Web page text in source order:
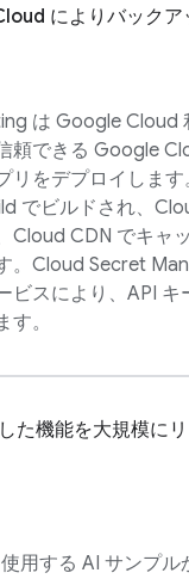
によりバックア
は Google Cloud
頼できる Google
リをデプロイしま
でビルドされ、
Cloud CDN でキャ
。Cloud Secret
ビスにより、API キ
す。
た機能を大規模に
用する AI サンプル